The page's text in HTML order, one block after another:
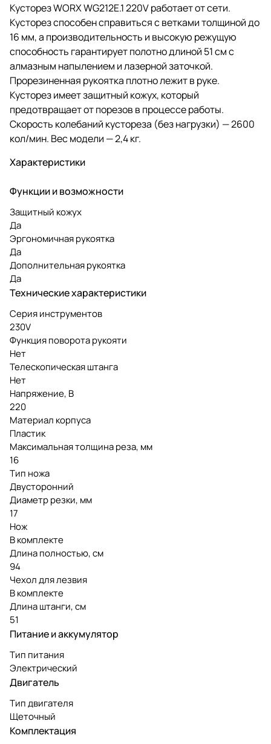
Кусторез WORX WG212E.1 220V работает от сети.
Кусторез способен справиться с ветками толщиной до
16 мм, а производительность и высокую режущую
способность гарантирует полотно длиной 51 см с
алмазным напылением и лазерной заточкой.
Прорезиненная рукоятка плотно лежит в руке.
Кусторез имеет защитный кожух, который
предотвращает от порезов в процессе работы.
Скорость колебаний кустореза (без нагрузки) — 2600
кол/мин. Вес модели — 2,4 кг.
Характеристики
Функции и возможности
Защитный кожух
Да
Эргономичная рукоятка
Да
Дополнительная рукоятка
Да
Технические характеристики
Серия инструментов
230V
Функция поворота рукояти
Нет
Телескопическая штанга
Нет
Напряжение, В
220
Материал корпуса
Пластик
Максимальная толщина реза, мм
16
Тип ножа
Двусторонний
Диаметр резки, мм
17
Нож
В комплекте
Длина полностью, см
94
Чехол для лезвия
В комплекте
Длина штанги, см
51
Питание и аккумулятор
Тип питания
Электрический
Двигатель
Тип двигателя
Щеточный
Комплектация